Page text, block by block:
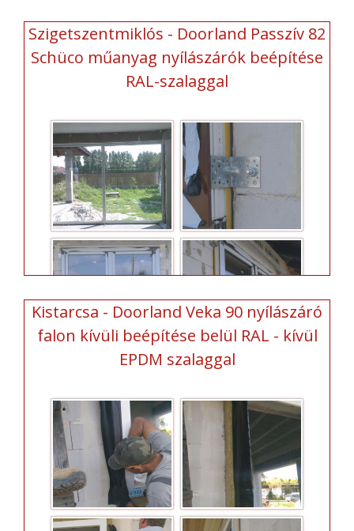
Szigetszentmiklós - Doorland Passzív 82
Schüco műanyag nyílászárók beépítése
RAL-szalaggal
Kistarcsa - Doorland Veka 90 nyílászáró
falon kívüli beépítése belül RAL - kívül
EPDM szalaggal